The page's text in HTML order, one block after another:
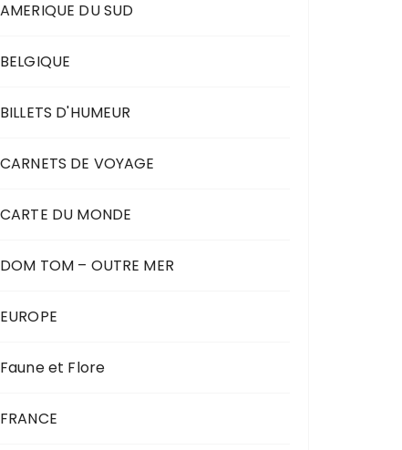
AMERIQUE DU SUD
BELGIQUE
BILLETS D'HUMEUR
CARNETS DE VOYAGE
CARTE DU MONDE
DOM TOM – OUTRE MER
EUROPE
Faune et Flore
FRANCE